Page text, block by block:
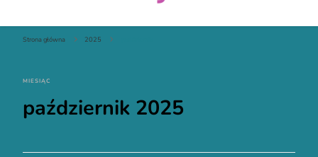
Autyzm Holistycznie
Strona główna 2025
MIESIĄC
październik 2025